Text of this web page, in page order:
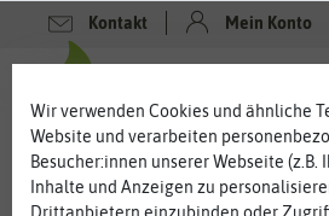
Kontakt Mein Konto
Wir verwenden Cookies und ähnliche
Website und verarbeiten
Besucher:innen unserer Webseite (z.B.
Inhalte und Anzeigen zu